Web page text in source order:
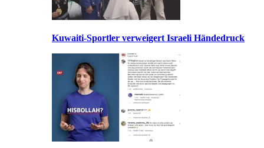
Kuwaiti-Sportler verweigert Israeli Händedruck